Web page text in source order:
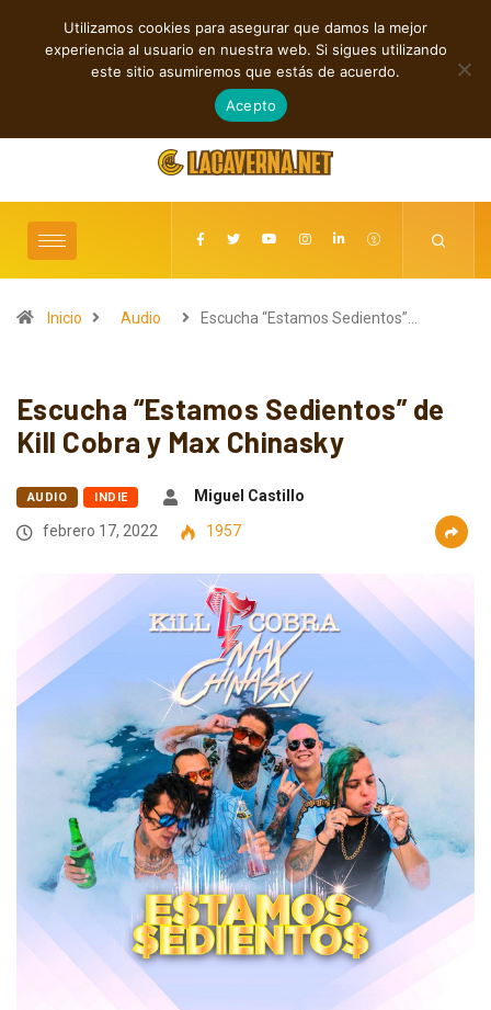
TENDENCIAS
Rock, folk e indie: cuatro estrenos independientes por descubrir
agosto 7, 2026
Inicio Audio Escucha “Estamos Sedientos”…
Escucha “Estamos Sedientos” de
Kill Cobra y Max Chinasky
AUDIO INDIE
Miguel Castillo
febrero 17, 2022
1957
Utilizamos cookies para asegurar que damos la mejor
experiencia al usuario en nuestra web. Si sigues utilizando
este sitio asumiremos que estás de acuerdo.
Acepto